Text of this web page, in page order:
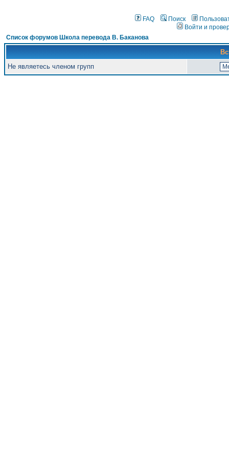
FAQ Поиск
Войти и
Список форумов Школа перевода В. Баканова
Не являетесь членом групп